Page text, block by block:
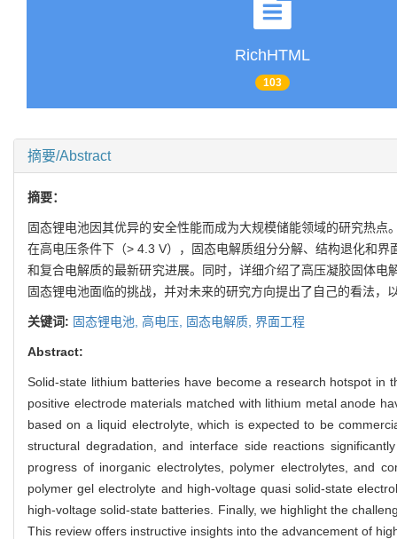
RichHTML
103
摘要/Abstract
摘要：
固态锂电池因其优异的安全性能而成为大规模储能领域的研究热
在高电压条件下（> 4.3 V），固态电解质组分分解、结构退化和
和复合电解质的最新研究进展。同时，详细介绍了高压凝胶固体
固态锂电池面临的挑战，并对未来的研究方向提出了自己的看法
关键词: 固态锂电池, 高电压, 固态电解质, 界面工程
Abstract:
Solid-state lithium batteries have become a research hotspot
positive electrode materials matched with lithium metal anode
based on a liquid electrolyte, which is expected to be
structural degradation, and interface side reactions
progress of inorganic electrolytes, polymer electrolytes, and
polymer gel electrolyte and high-voltage quasi solid-state
high-voltage solid-state batteries. Finally, we highlight the
This review offers instructive insights into the advancement of